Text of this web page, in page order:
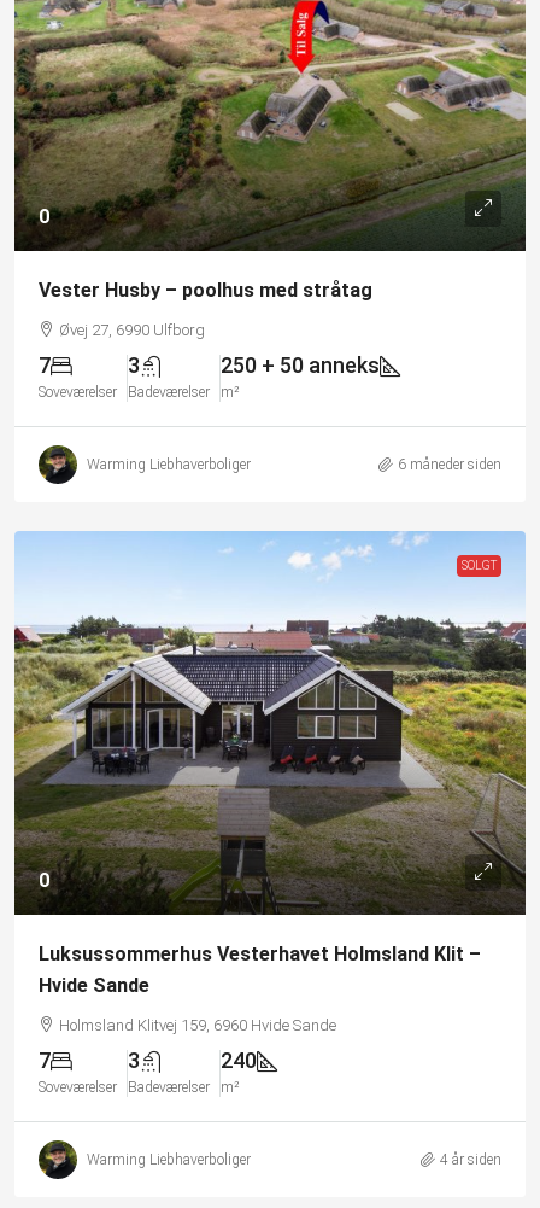
0
Vester Husby – poolhus med stråtag
Øvej 27, 6990 Ulfborg
7
Soveværelser
3
Badeværelser
250 + 50 anneks
m²
Warming Liebhaverboliger 6 måneder siden
SOLGT
0
Luksussommerhus Vesterhavet Holmsland Klit –
Hvide Sande
Holmsland Klitvej 159, 6960 Hvide Sande
7
Soveværelser
3
Badeværelser
240
m²
Warming Liebhaverboliger 4 år siden